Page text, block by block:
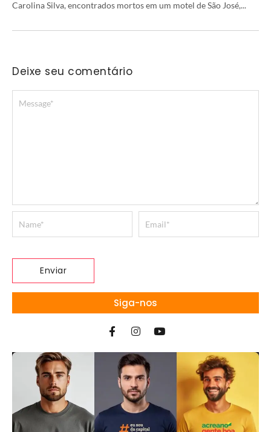
Carolina Silva, encontrados mortos em um motel de São José,...
Deixe seu comentário
Siga-nos